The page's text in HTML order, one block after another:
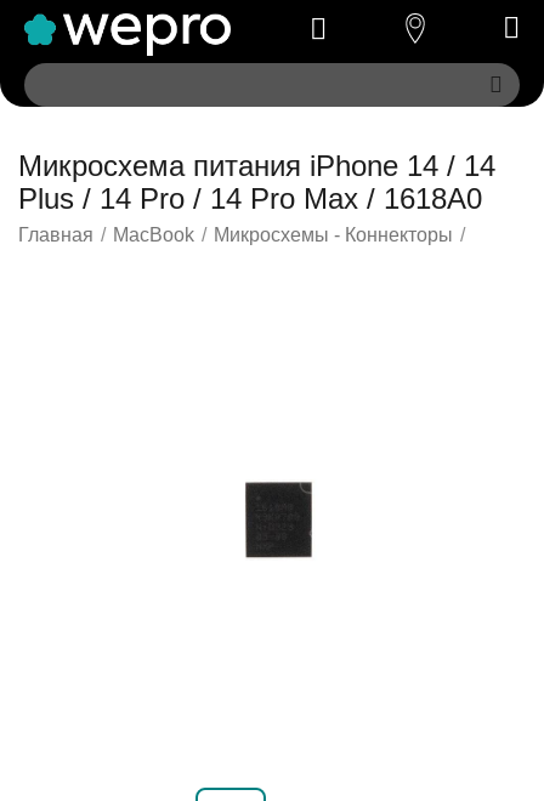
Микросхема питания iPhone 14 / 14
Plus / 14 Pro / 14 Pro Max / 1618A0
Главная / MacBook / Микросхемы - Коннекторы /